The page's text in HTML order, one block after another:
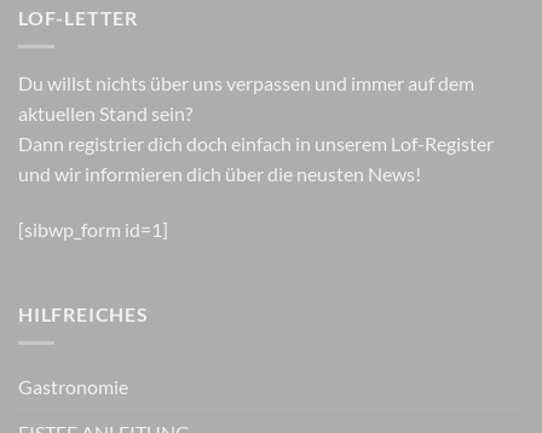
LOF-LETTER
Du willst nichts über uns verpassen und immer auf dem
aktuellen Stand sein?
Dann registrier dich doch einfach in unserem Lof-Register
und wir informieren dich über die neusten News!
[sibwp_form id=1]
HILFREICHES
Gastronomie